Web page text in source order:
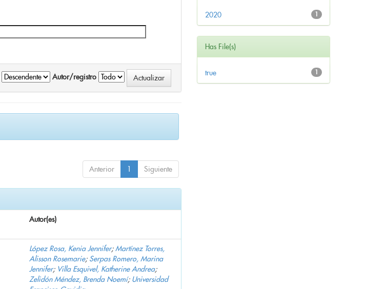
Autor/registro
Anterior 1 Siguiente
Autor(es)
López Rosa, Kenia Jennifer;Martínez Torres,
Alisson Rosemarie; Serpas Romero, Marina
Jennifer; Villa Esquivel, Katherine Andrea;
Zelidón Méndez, Brenda Noemí; Universidad
1
2020
Has File(s)
1
true